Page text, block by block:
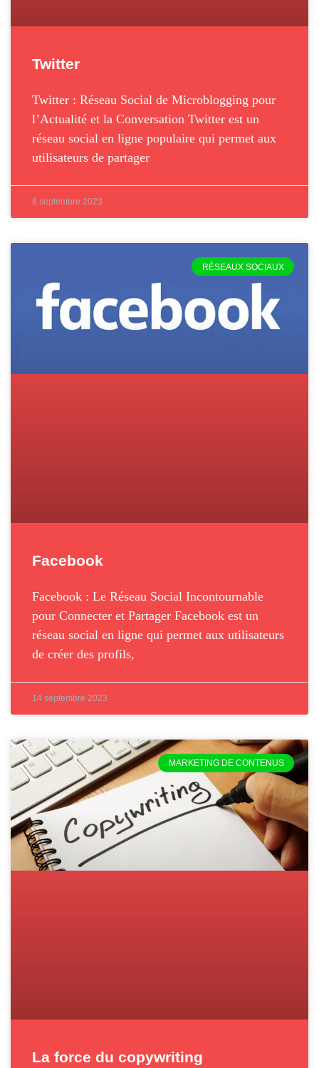
Twitter
Twitter : Réseau Social de Microblogging pour
l’Actualité et la Conversation Twitter est un
réseau social en ligne populaire qui permet aux
utilisateurs de partager
8 septembre 2023
RÉSEAUX SOCIAUX
Facebook
Facebook : Le Réseau Social Incontournable
pour Connecter et Partager Facebook est un
réseau social en ligne qui permet aux utilisateurs
de créer des profils,
14 septembre 2023
MARKETING DE CONTENUS
La force du copywriting